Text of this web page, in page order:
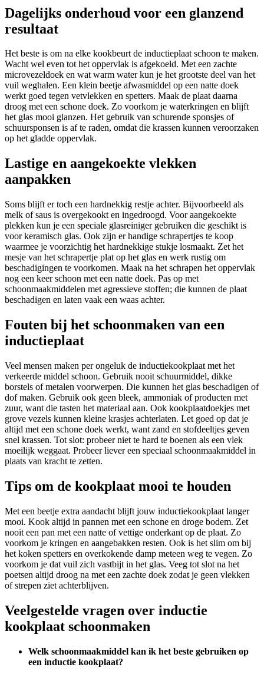
Dagelijks onderhoud voor een glanzend
resultaat
Het beste is om na elke kookbeurt de inductieplaat schoon te maken.
Wacht wel even tot het oppervlak is afgekoeld. Met een zachte
microvezeldoek en wat warm water kun je het grootste deel van het
vuil weghalen. Een klein beetje afwasmiddel op een natte doek
werkt goed tegen vetvlekken en spetters. Maak de plaat daarna
droog met een schone doek. Zo voorkom je waterkringen en blijft
het glas mooi glanzen. Het gebruik van schurende sponsjes of
schuursponsen is af te raden, omdat die krassen kunnen veroorzaken
op het gladde oppervlak.
Lastige en aangekoekte vlekken
aanpakken
Soms blijft er toch een hardnekkig restje achter. Bijvoorbeeld als
melk of saus is overgekookt en ingedroogd. Voor aangekoekte
plekken kun je een speciale glasreiniger gebruiken die geschikt is
voor keramisch glas. Ook zijn er handige schrapertjes te koop
waarmee je voorzichtig het hardnekkige stukje losmaakt. Zet het
mesje van het schrapertje plat op het glas en werk rustig om
beschadigingen te voorkomen. Maak na het schrapen het oppervlak
nog een keer schoon met een natte doek. Pas op met
schoonmaakmiddelen met agressieve stoffen; die kunnen de plaat
beschadigen en laten vaak een waas achter.
Fouten bij het schoonmaken van een
inductieplaat
Veel mensen maken per ongeluk de inductiekookplaat met het
verkeerde middel schoon. Gebruik nooit schuurmiddel, dikke
borstels of metalen voorwerpen. Die kunnen het glas beschadigen of
dof maken. Gebruik ook geen bleek, ammoniak of producten met
zuur, want die tasten het materiaal aan. Ook kookplaatdoekjes met
grove vezels kunnen kleine krasjes achterlaten. Let goed op dat je
altijd met een schone doek werkt, want zand en stofdeeltjes geven
snel krassen. Tot slot: probeer niet te hard te boenen als een vlek
moeilijk weggaat. Probeer liever een speciaal schoonmaakmiddel in
plaats van kracht te zetten.
Tips om de kookplaat mooi te houden
Met een beetje extra aandacht blijft jouw inductiekookplaat langer
mooi. Kook altijd in pannen met een schone en droge bodem. Zet
nooit een pan met een natte of vettige onderkant op de plaat. Zo
voorkom je kringen en aangebakken resten. Ook is het slim om bij
het koken spetters en overkokende damp meteen weg te vegen. Zo
voorkom je dat vuil zich vastbijt in het glas. Veeg tot slot na het
poetsen altijd droog na met een zachte doek zodat je geen vlekken
of strepen ziet achterblijven.
Veelgestelde vragen over inductie
kookplaat schoonmaken
Welk schoonmaakmiddel kan ik het beste gebruiken op
een inductie kookplaat?